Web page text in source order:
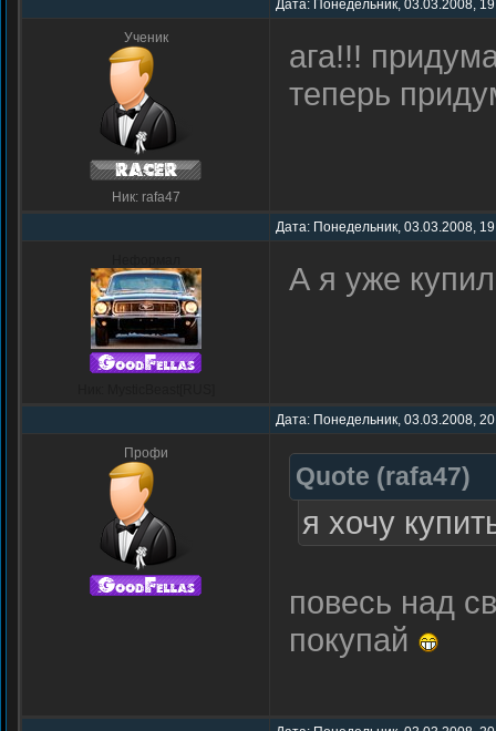
Дата: Понедельник, 03.03.2008,
Ученик
Ник: rafa47
ага!!!
теперь
Дата: Понедельник, 03.03.2008,
А я уже
Дата: Понедельник, 03.03.2008,
Профи
Quote (rafa47)
я хочу
повесь над
покупай